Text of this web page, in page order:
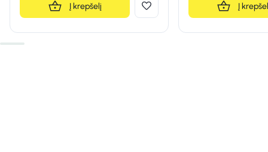
Į krepšelį Į